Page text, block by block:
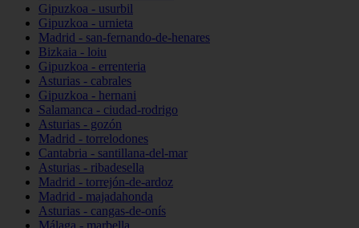
Gipuzkoa - usurbil
Gipuzkoa - urnieta
Madrid - san-fernando-de-henares
Bizkaia - loiu
Gipuzkoa - errenteria
Asturias - cabrales
Gipuzkoa - hernani
Salamanca - ciudad-rodrigo
Asturias - gozón
Madrid - torrelodones
Cantabria - santillana-del-mar
Asturias - ribadesella
Madrid - torrejón-de-ardoz
Madrid - majadahonda
Asturias - cangas-de-onís
Málaga - marbella